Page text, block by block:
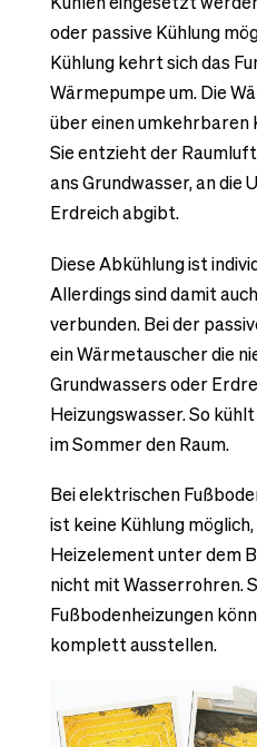
oder passive Kühlung
Kühlung kehrt sich das
Wärmepumpe um. Die
über einen
Sie entzieht der
ans Grundwasser, an die
Erdreich abgibt.
Diese Abkühlung ist
Allerdings sind damit
verbunden. Bei der
ein Wärmetauscher die
Grundwassers oder
Heizungswasser. So
im Sommer den Raum.
Bei elektrischen
ist keine Kühlung
Heizelement unter dem
nicht mit Wasserrohren.
Fußbodenheizungen
komplett ausstellen.